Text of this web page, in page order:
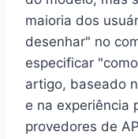
maioria dos
desenhar" no
especificar
artigo, baseado
e na experiência
provedores de